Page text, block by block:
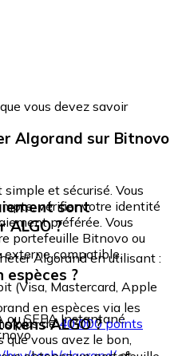
vous devez savoir
Algorand sur Bitnovo
et sécurisé. Vous
vérifier votre identité
préférée. Vous
portefeuille Bitnovo ou
externe compatible.
sont
ALGO ?
Algorand en utilisant :
(Visa, Mastercard, Apple
ou SEPA Instantané
espèces ?
en espèces via les
plus de40 000 points
vous avez le bon,
ALGO ?